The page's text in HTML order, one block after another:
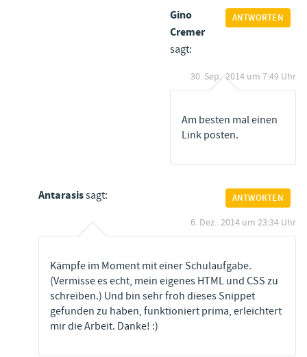
Gino
Cremer
sagt:
30. Sep.. 2014 um 7:49 Uhr
Am besten mal einen
Link posten.
ANTWORTEN
Antarasissagt:
6. Dez.. 2014 um 23:34 Uhr
Kämpfe im Moment mit einer Schulaufgabe.
(Vermisse es echt, mein eigenes HTML und CSS zu
schreiben.) Und bin sehr froh dieses Snippet
gefunden zu haben, funktioniert prima, erleichtert
mir die Arbeit. Danke! :)
ANTWORTEN